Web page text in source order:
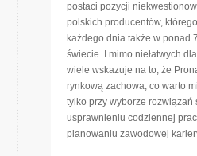
postaci pozycji
polskich producentów,
każdego dnia także w ponad
świecie. I mimo niełatwych
wiele wskazuje na to, że
rynkową zachowa, co warto
tylko przy wyborze rozwiązań
usprawnieniu codziennej
planowaniu zawodowej